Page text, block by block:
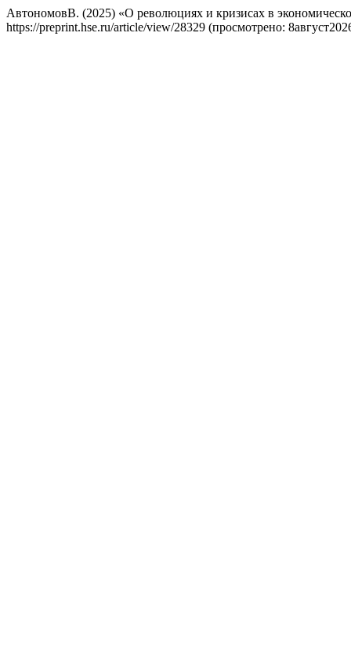
АвтономовВ. (2025) «О революциях и кризисах в
https://preprint.hse.ru/article/view/28329 (просмотрено: